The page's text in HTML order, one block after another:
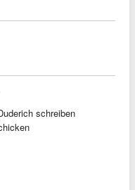
schreiben